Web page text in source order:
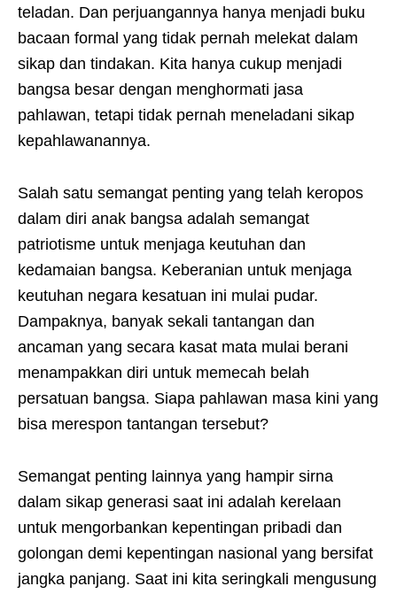
teladan. Dan perjuangannya hanya menjadi buku
bacaan formal yang tidak pernah melekat dalam
sikap dan tindakan. Kita hanya cukup menjadi
bangsa besar dengan menghormati jasa
pahlawan, tetapi tidak pernah meneladani sikap
kepahlawanannya.
Salah satu semangat penting yang telah keropos
dalam diri anak bangsa adalah semangat
patriotisme untuk menjaga keutuhan dan
kedamaian bangsa. Keberanian untuk menjaga
keutuhan negara kesatuan ini mulai pudar.
Dampaknya, banyak sekali tantangan dan
ancaman yang secara kasat mata mulai berani
menampakkan diri untuk memecah belah
persatuan bangsa. Siapa pahlawan masa kini yang
bisa merespon tantangan tersebut?
Semangat penting lainnya yang hampir sirna
dalam sikap generasi saat ini adalah kerelaan
untuk mengorbankan kepentingan pribadi dan
golongan demi kepentingan nasional yang bersifat
jangka panjang. Saat ini kita seringkali mengusung